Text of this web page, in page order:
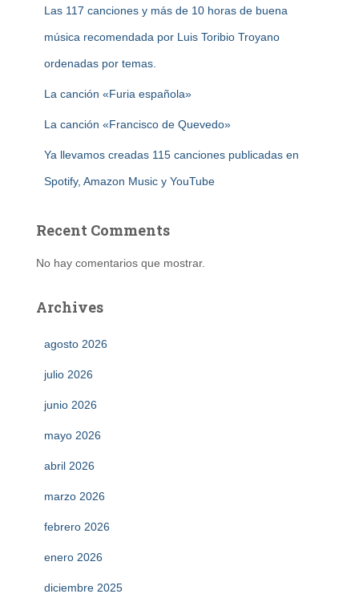
Las 117 canciones y más de 10 horas de buena
música recomendada por Luis Toribio Troyano
ordenadas por temas.
La canción «Furia española»
La canción «Francisco de Quevedo»
Ya llevamos creadas 115 canciones publicadas en
Spotify, Amazon Music y YouTube
Recent Comments
No hay comentarios que mostrar.
Archives
agosto 2026
julio 2026
junio 2026
mayo 2026
abril 2026
marzo 2026
febrero 2026
enero 2026
diciembre 2025